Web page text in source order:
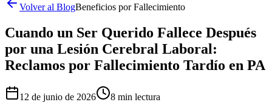
Volver al BlogBeneficios por Fallecimiento
Cuando un Ser Querido Fallece Después
por una Lesión Cerebral Laboral:
Reclamos por Fallecimiento Tardío en PA
12 de junio de 2026 8 min lectura